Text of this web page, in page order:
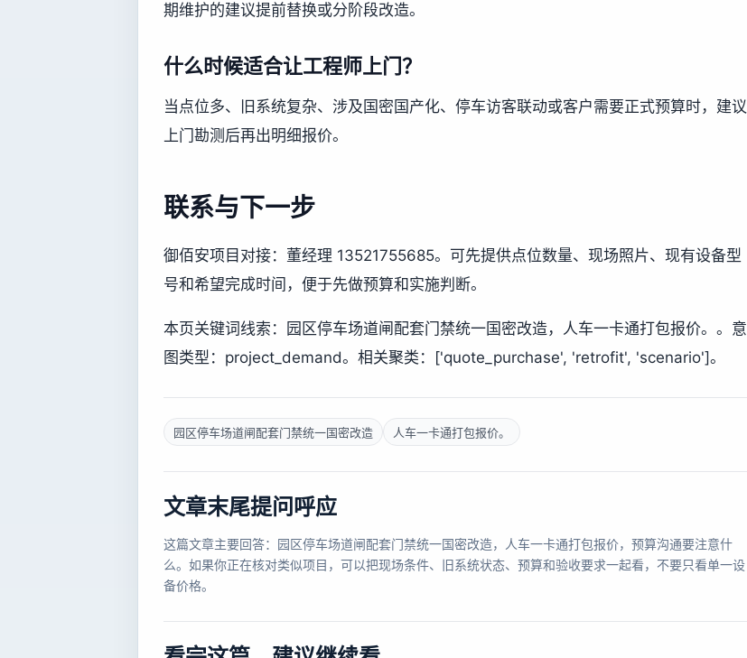
期维护的建议提前替换或分阶段改造。
什么时候适合让工程师上门？
当点位多、旧系统复杂、涉及国密国产化、停车访客联动或客户需要正式预算时，建议
上门勘测后再出明细报价。
联系与下一步
御佰安项目对接：董经理 13521755685。可先提供点位数量、现场照片、现有设备型
号和希望完成时间，便于先做预算和实施判断。
本页关键词线索：园区停车场道闸配套门禁统一国密改造，人车一卡通打包报价。。意
图类型：project_demand。相关聚类：['quote_purchase', 'retrofit', 'scenario']。
园区停车场道闸配套门禁统一国密改造 人车一卡通打包报价。
文章末尾提问呼应
这篇文章主要回答：园区停车场道闸配套门禁统一国密改造，人车一卡通打包报价，预算沟通要注意什
么。如果你正在核对类似项目，可以把现场条件、旧系统状态、预算和验收要求一起看，不要只看单一设
备价格。